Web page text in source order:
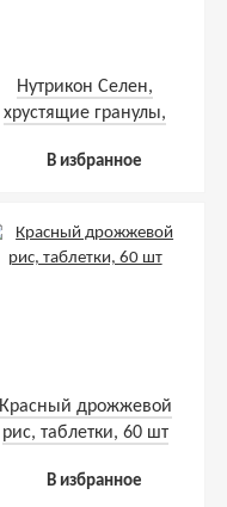
Нутрикон Селен,
хрустящие гранулы,
В избранное
Красный дрожжевой
рис, таблетки, 60 шт
В избранное